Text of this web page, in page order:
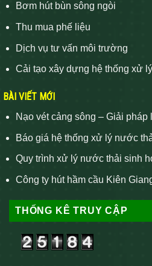
Bơm hút bùn sông ngòi
Thu mua phế liệu
Dịch vụ tư vấn môi trường
Cải tạo xây dựng hệ thống xử
BÀI VIẾT MỚI
Nạo vét cảng sông – Giải
Báo giá hệ thống xử lý nước
Quy trình xử lý nước thải sinh
Công ty hút hầm cầu Kiên
THỐNG KÊ TRUY CẬP